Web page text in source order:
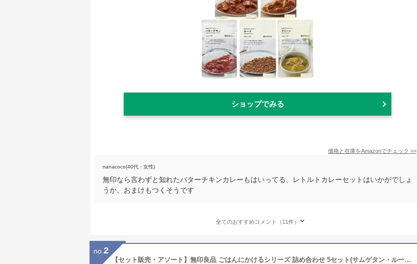
ショップでみる
価格と在庫をAmazonでチェック >>
nanacoco(40代・女性)
無印なら言わずと知れたバターチキンカレーもはいってる、レトルトカレーセットはいかがでしょ
うか。おまけもつくそうです
全てのおすすめコメント（11件）
no. 2
【セット販売・アソート】無印良品 ごはんにかけるシリーズ 詰め合わせ 5セット(サムゲタン・ルーロー飯・ガパオ・牛すじとこんにゃくのぼっかけ・スンドゥブチゲ)｜レトルト 惣菜 おかず ご飯のお供 MUJI